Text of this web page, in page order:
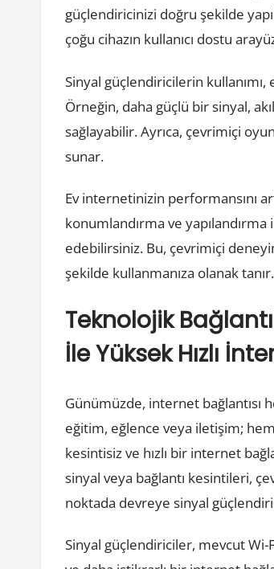
güçlendiricinizi doğru şekilde
çoğu cihazın kullanıcı dostu
Sinyal güçlendiricilerin kullanımı,
Örneğin, daha güçlü bir sinyal,
sağlayabilir. Ayrıca, çevrimiçi
sunar.
Ev internetinizin performansını
konumlandırma ve
edebilirsiniz. Bu, çevrimiçi
şekilde kullanmanıza olanak tanır.
Teknolojik
İle Yüksek Hızlı
Günümüzde, internet bağlantısı
eğitim, eğlence veya iletişim;
kesintisiz ve hızlı bir internet
sinyal veya bağlantı kesintileri,
noktada devreye sinyal
Sinyal güçlendiriciler, mevcut